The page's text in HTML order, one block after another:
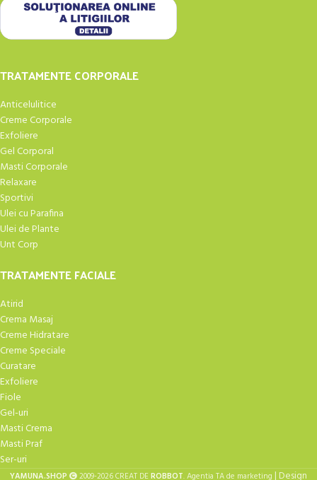
TRATAMENTE CORPORALE
Anticelulitice
Creme Corporale
Exfoliere
Gel Corporal
Masti Corporale
Relaxare
Sportivi
Ulei cu Parafina
Ulei de Plante
Unt Corp
TRATAMENTE FACIALE
Atirid
Crema Masaj
Creme Hidratare
Creme Speciale
Curatare
Exfoliere
Fiole
Gel-uri
Masti Crema
Masti Praf
Ser-uri
YAMUNA.SHOP 2009-2026 CREAT DEROBBOT. Agentia TA de marketing | Design